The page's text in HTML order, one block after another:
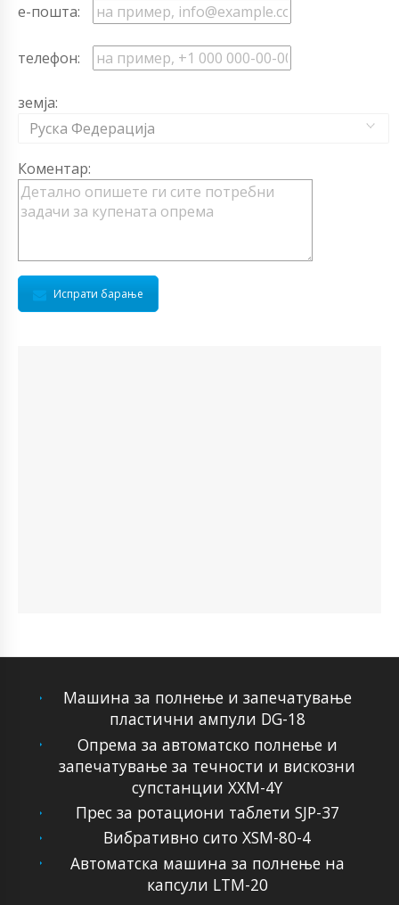
е-пошта:
телефон:
земја:
Руска Федерација
Коментар:
Испрати барање
Машина за полнење и запечатување
пластични ампули DG-18
Опрема за автоматско полнење и
запечатување за течности и вискозни
супстанции XXM-4Y
Прес за ротациони таблети SJP-37
Вибративно сито XSM-80-4
Автоматска машина за полнење на
капсули LTM-20